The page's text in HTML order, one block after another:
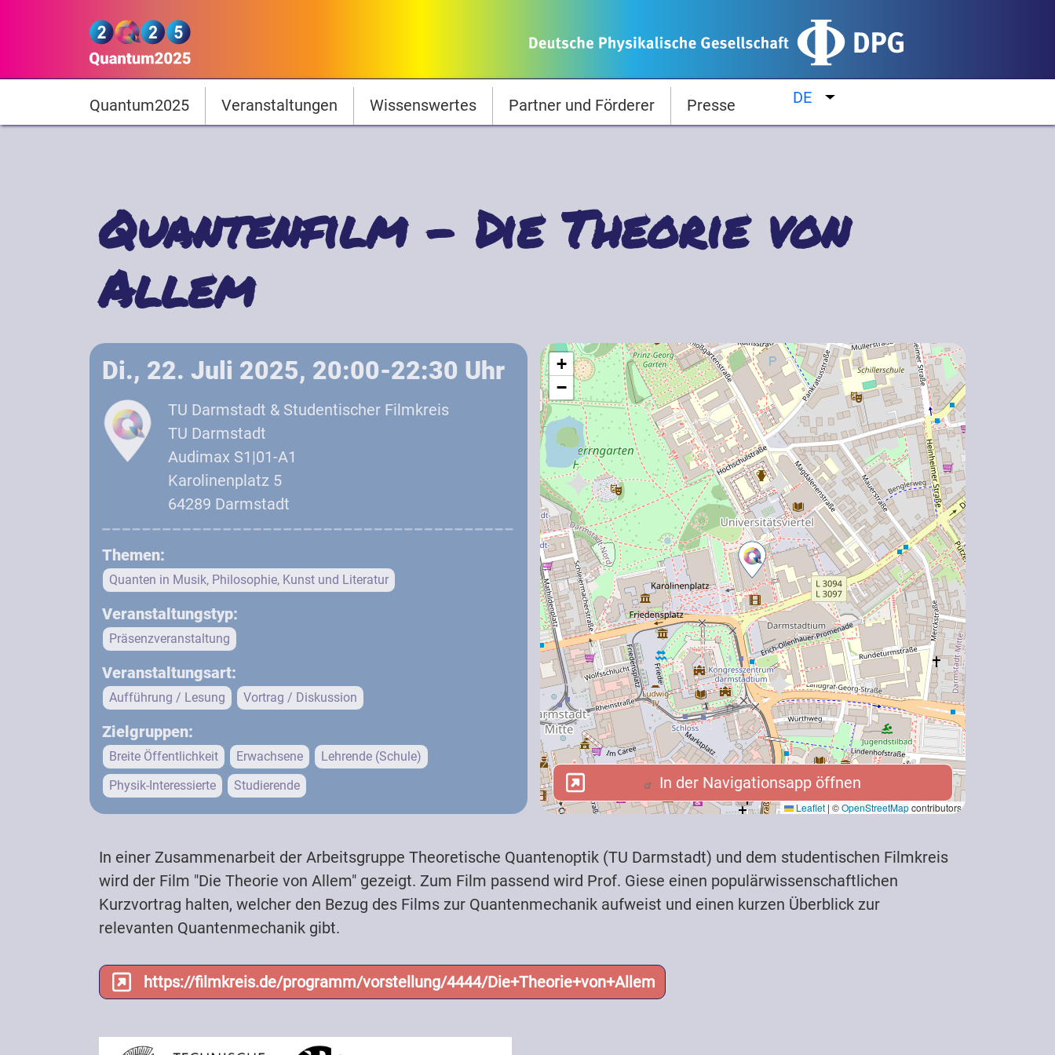
Quantum2025
Hauptnavigation
Quantum2025 Veranstaltungen Wissenswertes Partner und Förderer Presse DE Weitere Aktionen auflisten
Quantenfilm - Die Theorie von
Allem
Di., 22. Juli 2025, 20:00-22:30 Uhr
TU Darmstadt & Studentischer Filmkreis
TU Darmstadt
Audimax S1|01-A1
Karolinenplatz 5
64289 Darmstadt
Themen:
Quanten in Musik, Philosophie, Kunst und Literatur
Veranstaltungstyp:
Präsenzveranstaltung
Veranstaltungsart:
Aufführung / Lesung Vortrag / Diskussion
Zielgruppen:
Breite Öffentlichkeit Erwachsene
Lehrende (Schule)
Physik-Interessierte
Studierende
+
−
Leaflet | ©OpenStreetMapcontributors
In der Navigationsapp öffnen
In der Navigationsapp öffnen
In einer Zusammenarbeit der Arbeitsgruppe Theoretische Quantenoptik (TU Darmstadt) und dem studentischen Filmkreis
wird der Film "Die Theorie von Allem" gezeigt. Zum Film passend wird Prof. Giese einen populärwissenschaftlichen
Kurzvortrag halten, welcher den Bezug des Films zur Quantenmechanik aufweist und einen kurzen Überblick zur
relevanten Quantenmechanik gibt.
https://filmkreis.de/programm/vorstellung/4444/Die+Theorie+von+Allem